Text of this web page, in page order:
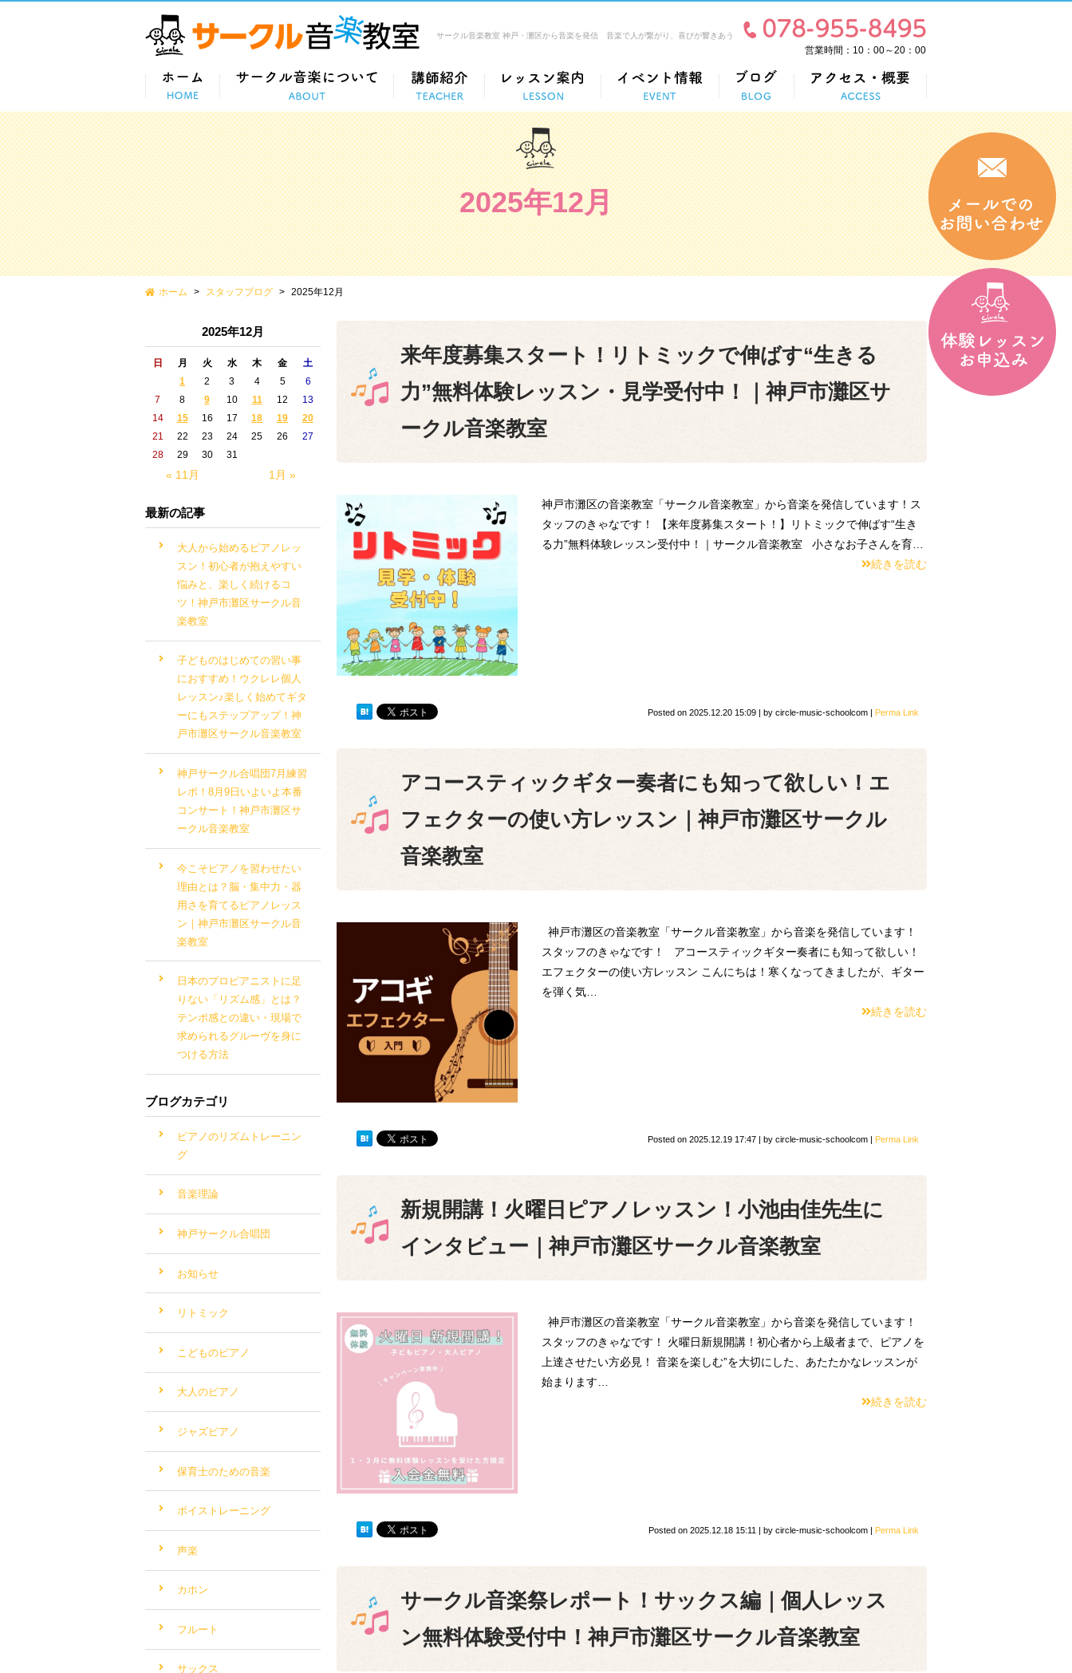
サークル音楽教室 神戸・灘区から音楽を発信 音楽で人が繋がり、喜びが響きあう
営業時間：10：00～20：00
2025年12月
ホーム スタッフブログ 2025年12月
来年度募集スタート！リトミックで伸ばす“生きる
力”無料体験レッスン・見学受付中！｜神戸市灘区サ
ークル音楽教室
神戸市灘区の音楽教室「サークル音楽教室」から音楽を発信しています！ス
タッフのきゃなです！ 【来年度募集スタート！】リトミックで伸ばす“生き
る力”無料体験レッスン受付中！｜サークル音楽教室 小さなお子さんを育…
続きを読む
Posted on 2025.12.20 15:09 | by circle-music-schoolcom | Perma Link
アコースティックギター奏者にも知って欲しい！エ
フェクターの使い方レッスン｜神戸市灘区サークル
音楽教室
神戸市灘区の音楽教室「サークル音楽教室」から音楽を発信しています！
スタッフのきゃなです！ アコースティックギター奏者にも知って欲しい！
エフェクターの使い方レッスン こんにちは！寒くなってきましたが、ギター
を弾く気…
続きを読む
Posted on 2025.12.19 17:47 by circle-music-schoolcom Perma Link
新規開講！火曜日ピアノレッスン！小池由佳先生に
インタビュー｜神戸市灘区サークル音楽教室
神戸市灘区の音楽教室「サークル音楽教室」から音楽を発信しています！
スタッフのきゃなです！ 火曜日新規開講！初心者から上級者まで、ピアノを
上達させたい方必見！ 音楽を楽しむ”を大切にした、あたたかなレッスンが
始まります…
続きを読む
Posted on 2025.12.18 15:11 | by circle-music-schoolcom | Perma Link
サークル音楽祭レポート！サックス編｜個人レッス
ン無料体験受付中！神戸市灘区サークル音楽教室
2025年12月
日 月 火 水 木 金 土
« 11月 1月 »
1 2 3 4 5
6
7
8 9 10 11 12
13
14
15 16 17 18 19
20
21
22 23 24 25 26
27
28
29 30 31
最新の記事
大人から始めるピアノレッ
スン！初心者が抱えやすい
悩みと、楽しく続けるコ
ツ！神戸市灘区サークル音
楽教室
子どものはじめての習い事
におすすめ！ウクレレ個人
レッスン♪楽しく始めてギタ
ーにもステップアップ！神
戸市灘区サークル音楽教室
神戸サークル合唱団7月練習
レポ！8月9日いよいよ本番
コンサート！神戸市灘区サ
ークル音楽教室
今こそピアノを習わせたい
理由とは？脳・集中力・器
用さを育てるピアノレッス
ン｜神戸市灘区サークル音
楽教室
日本のプロピアニストに足
りない「リズム感」とは？
テンポ感との違い・現場で
求められるグルーヴを身に
つける方法
ブログカテゴリ
ピアノのリズムトレーニン
グ
音楽理論
神戸サークル合唱団
お知らせ
リトミック
こどものピアノ
大人のピアノ
ジャズピアノ
保育士のための音楽
ボイストレーニング
声楽
カホン
フルート
サックス